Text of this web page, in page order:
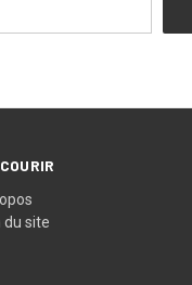
du site